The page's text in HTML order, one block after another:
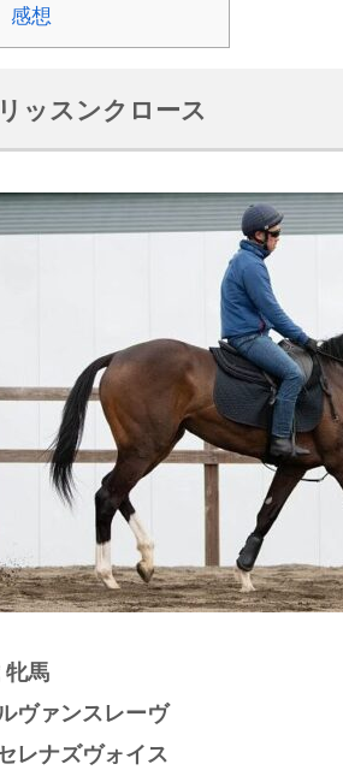
感想
リッスンクロース
牝馬
ヴァンスレーヴ
レナズヴォイス